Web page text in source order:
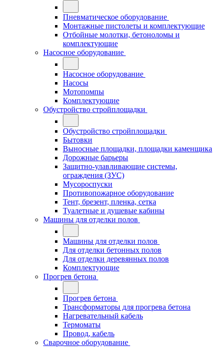
Пневматическое оборудование
Монтажные пистолеты и комплектующие
Отбойные молотки, бетоноломы и
комплектующие
Насосное оборудование
Насосное оборудование
Насосы
Мотопомпы
Комплектующие
Обустройство стройплощадки
Обустройство стройплощадки
Бытовки
Выносные площадки, площадки каменщика
Дорожные барьеры
Защитно-улавливающие системы,
ограждения (ЗУС)
Мусороспуски
Противопожарное оборудование
Тент, брезент, пленка, сетка
Туалетные и душевые кабины
Машины для отделки полов
Машины для отделки полов
Для отделки бетонных полов
Для отделки деревянных полов
Комплектующие
Прогрев бетона
Прогрев бетона
Трансформаторы для прогрева бетона
Нагревательный кабель
Термоматы
Провод, кабель
Сварочное оборудование